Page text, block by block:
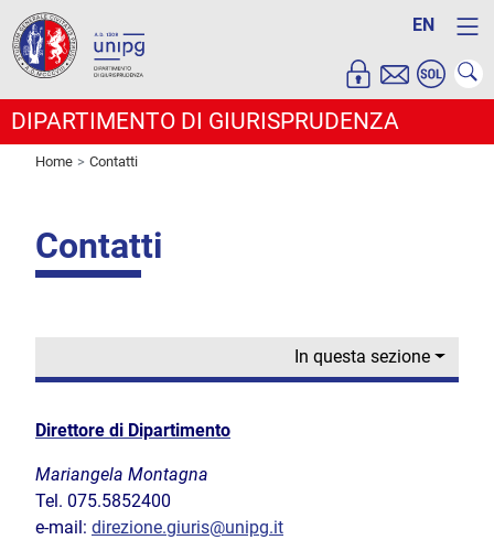
EN
DIPARTIMENTO DI GIURISPRUDENZA
Home Contatti
Contatti
In questa sezione
Direttore di Dipartimento
Mariangela Montagna
Tel. 075.5852400
e-mail: direzione.giuris@unipg.it